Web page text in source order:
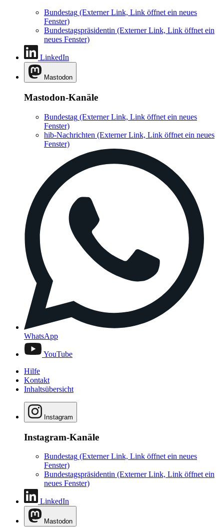
Bundestag (Externer Link, Link öffnet ein neues
Fenster)
Bundestagspräsidentin (Externer Link, Link öffnet ein
neues Fenster)
LinkedIn
Mastodon
Mastodon-Kanäle
Bundestag (Externer Link, Link öffnet ein neues
Fenster)
hib-Nachrichten (Externer Link, Link öffnet ein neues
Fenster)
WhatsApp
YouTube
Hilfe
Kontakt
Inhaltsübersicht
Instagram
Instagram-Kanäle
Bundestag (Externer Link, Link öffnet ein neues
Fenster)
Bundestagspräsidentin (Externer Link, Link öffnet ein
neues Fenster)
LinkedIn
Mastodon